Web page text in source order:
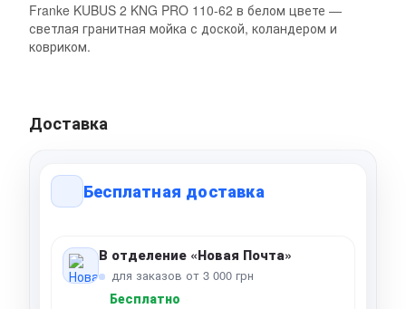
Franke KUBUS 2 KNG PRO 110-62 в белом цвете —
светлая гранитная мойка с доской, коландером и
ковриком.
Доставка
Бесплатная доставка
В отделение «Новая Почта»
для заказов от 3 000 грн
Бесплатно